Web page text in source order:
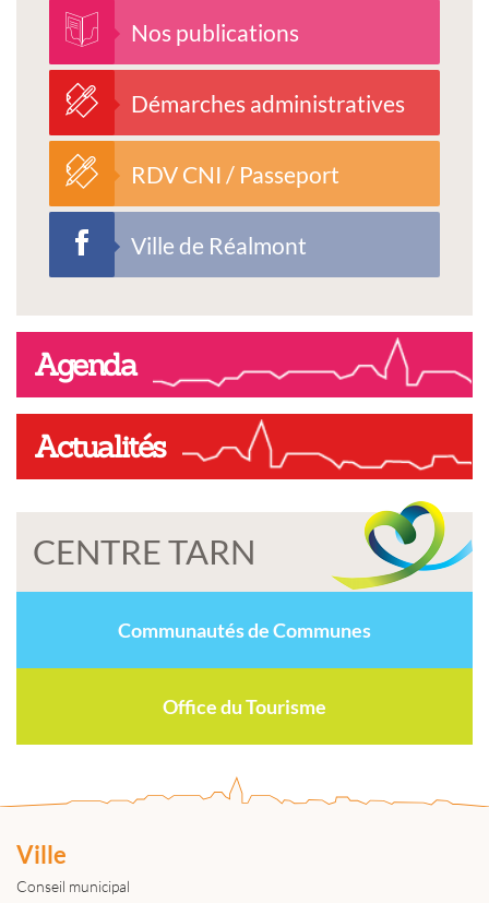
Nos publications
Démarches administratives
RDV CNI / Passeport
Ville de Réalmont
Agenda
Actualités
CENTRE TARN
Communautés de Communes
Office du Tourisme
Ville
Conseil municipal